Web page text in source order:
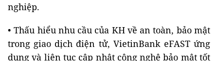
nghiệp.
• Thấu hiểu nhu cầu của KH về an toàn, bảo mật
trong giao dịch điện tử, VietinBank eFAST ứng
dụng và liên tục cập nhật công nghệ bảo mật tốt